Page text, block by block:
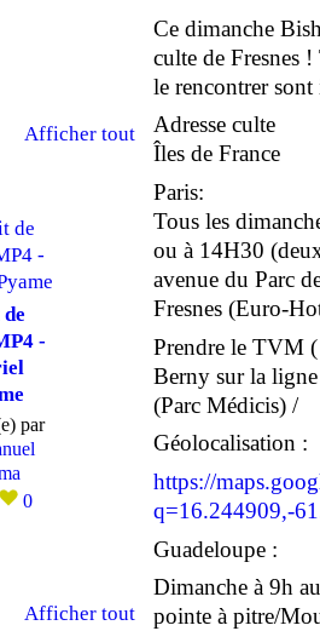
Afficher tout
-
par
0
Afficher tout
Ce dimanche
culte de Fresnes
le rencontrer
Adresse culte
Îles de France
Paris:
Tous les
ou à 14H30
avenue du Parc
Fresnes (Euro-
Prendre le TVM
Berny sur la ligne
(Parc Médicis) /
Géolocalisation :
https://
q=16.244909,-
Guadeloupe :
Dimanche à 9h
pointe à pitre/